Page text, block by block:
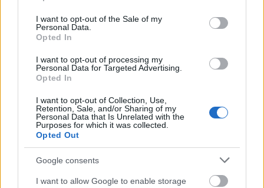
use your data for below specified purposes in below Google
consent section.
I want to opt-out of the Sale of my
Personal Data.
Opted In
I want to opt-out of processing my
Personal Data for Targeted Advertising.
Opted In
I want to opt-out of Collection, Use,
Retention, Sale, and/or Sharing of my
Personal Data that Is Unrelated with the
Purposes for which it was collected.
Opted Out
Google consents
I want to allow Google to enable storage
évek, hogy - szinte - észre sem vesszük. A
többségünk, bizony, öregszik, és ennek szemmel
írtam, hogy Pimasz Úr sem néz ki már úgy, mint
régen, és most ezt kell megállapítanom Dombóvári